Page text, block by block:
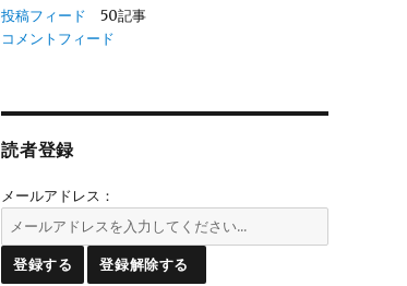
投稿フィード 50記事
コメントフィード
読者登録
メールアドレス：